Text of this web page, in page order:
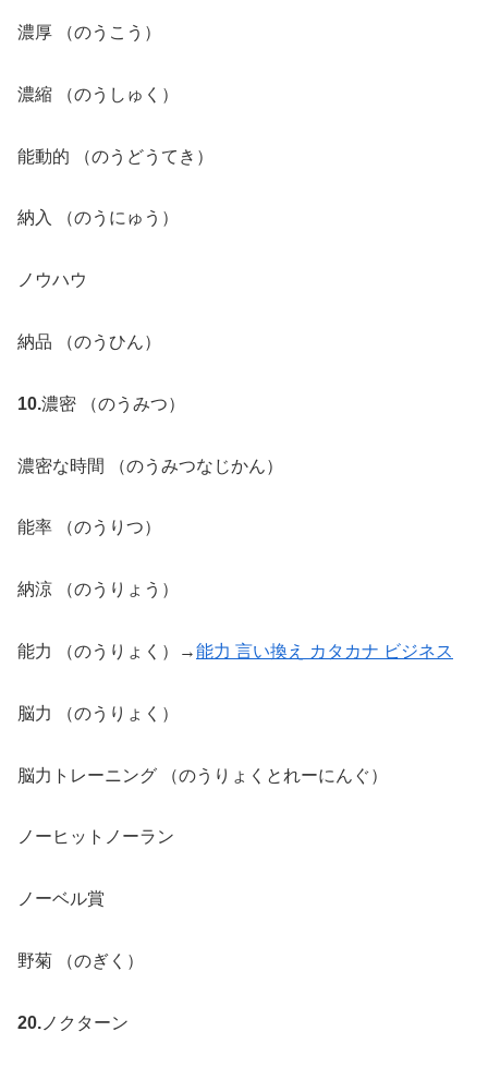
濃厚 （のうこう）
濃縮 （のうしゅく）
能動的 （のうどうてき）
納入 （のうにゅう）
ノウハウ
納品 （のうひん）
10.濃密 （のうみつ）
濃密な時間 （のうみつなじかん）
能率 （のうりつ）
納涼 （のうりょう）
能力 （のうりょく）→能力 言い換え カタカナ ビジネス
脳力 （のうりょく）
脳力トレーニング （のうりょくとれーにんぐ）
ノーヒットノーラン
ノーベル賞
野菊 （のぎく）
20. ノクターン